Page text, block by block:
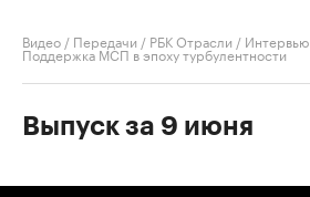
Видео / Передачи / РБК Отрасли / Интервью
Поддержка МСП в эпоху турбулентности
Выпуск за 9 июня